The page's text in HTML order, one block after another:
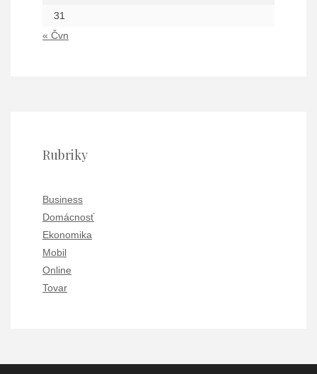
31
« Čvn
Rubriky
Business
Domácnosť
Ekonomika
Mobil
Online
Tovar